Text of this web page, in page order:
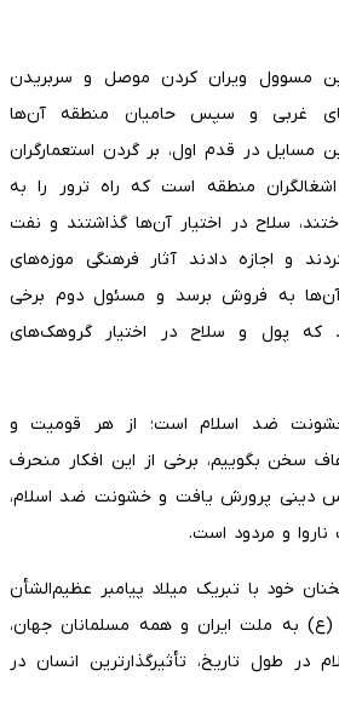
مسوول ویران کردن موصل و سربریدن
غربی و سپس حامیان منطقه آن‌ها
مسایل در قدم اول، بر گردن استعمارگران
منطقه است که راه ترور را به
سلاح در اختیار آن‌ها گذاشتند و نفت
و اجازه دادند آثار فرهنگی موزه‌های
آن‌ها به فروش برسد و مسئول دوم برخی
که پول و سلاح در اختیار گروهک‌های
خشونت ضد اسلام است؛ از هر قومیت و
سخن بگوییم، برخی از این افکار منحرف
دینی پرورش یافت و خشونت ضد اسلام،
و مردود است.
خود با تبریک میلاد پیامبر عظیم‌الشأن
به ملت ایران و همه مسلمانان جهان،
در طول تاریخ، تأثیرگذار‌ترین انسان در